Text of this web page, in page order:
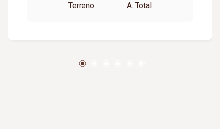
Terreno
A. Total